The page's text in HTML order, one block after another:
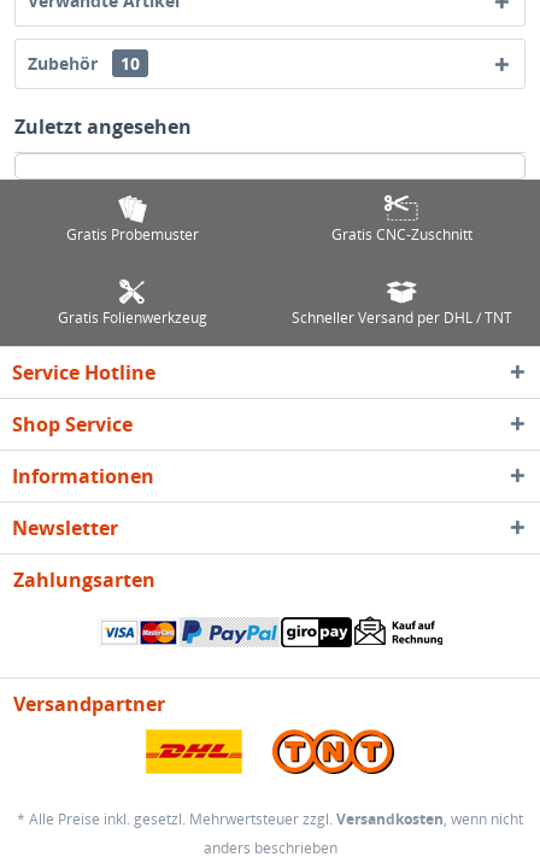
Zubehör 10
Zuletzt angesehen
Gratis Probemuster Gratis CNC-Zuschnitt
Gratis Folienwerkzeug Schneller Versand per DHL / TNT
Service Hotline
Shop Service
Informationen
Newsletter
Zahlungsarten
Versandpartner
* Alle Preise inkl. gesetzl. Mehrwertsteuer zzgl. Versandkosten, wenn nicht
anders beschrieben